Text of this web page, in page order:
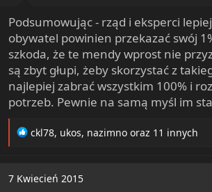
Podsumowując - rząd i eksperci
obywatel powinien przekazać swój
szkoda, że te mendy wprost nie
są zbyt głupi, żeby skorzystać z
najlepiej zabrać wszystkim 100% i
potrzeb. Pewnie na samą myśl im
R
c
t
ckl78, ukos, nazimno oraz 11 innych
7 Kwiecień 2015